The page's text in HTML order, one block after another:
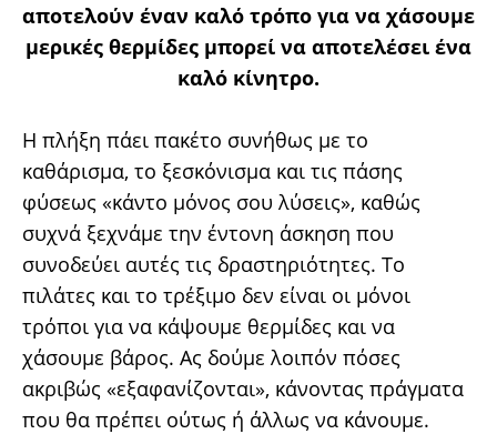
αποτελούν έναν καλό τρόπο για να χάσουμε
μερικές θερμίδες μπορεί να αποτελέσει ένα
καλό κίνητρο.
Η πλήξη πάει πακέτο συνήθως με το
καθάρισμα, το ξεσκόνισμα και τις πάσης
φύσεως «κάντο μόνος σου λύσεις», καθώς
συχνά ξεχνάμε την έντονη άσκηση που
συνοδεύει αυτές τις δραστηριότητες. Το
πιλάτες και το τρέξιμο δεν είναι οι μόνοι
τρόποι για να κάψουμε θερμίδες και να
χάσουμε βάρος. Ας δούμε λοιπόν πόσες
ακριβώς «εξαφανίζονται», κάνοντας πράγματα
που θα πρέπει ούτως ή άλλως να κάνουμε.